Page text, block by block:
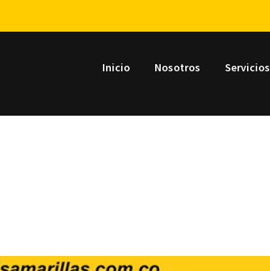
Inicio Nosotros Servicios